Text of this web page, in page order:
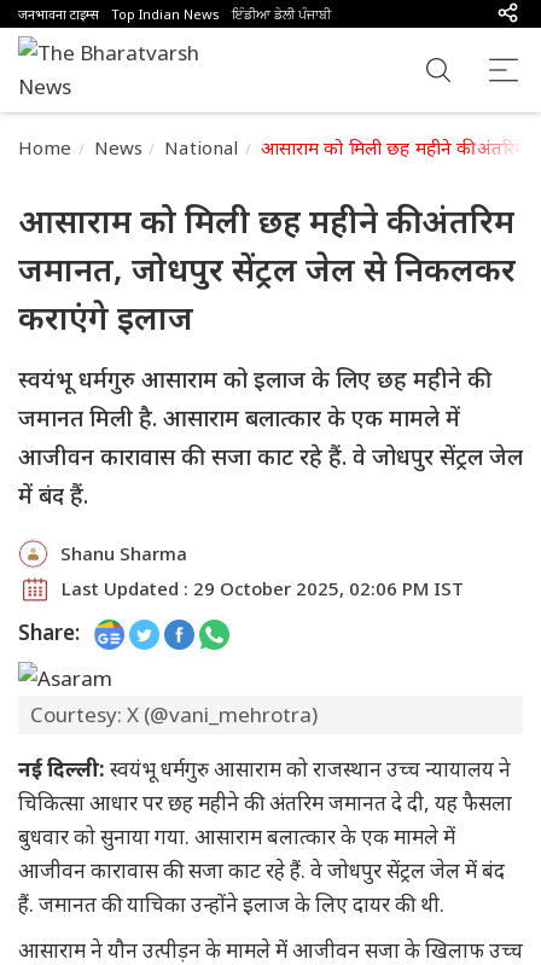
जनभावना टाइम्स Top Indian News ਇੰਡੀਆ ਡੇਲੀ ਪੰਜਾਬੀ
Home News National आसाराम को मिली छह महीने की
आसाराम को मिली छह महीने की अंतरिम
जमानत, जोधपुर सेंट्रल जेल से निकलकर
कराएंगे इलाज
स्वयंभू धर्मगुरु आसाराम को इलाज के लिए छह महीने की
जमानत मिली है. आसाराम बलात्कार के एक मामले में
आजीवन कारावास की सजा काट रहे हैं. वे जोधपुर सेंट्रल जेल
में बंद हैं.
Shanu Sharma
Last Updated : 29 October 2025, 02:06 PM IST
Share:
Courtesy: X (@vani_mehrotra)
नई दिल्ली: स्वयंभू धर्मगुरु आसाराम को राजस्थान उच्च न्यायालय ने
चिकित्सा आधार पर छह महीने की अंतरिम जमानत दे दी, यह फैसला
बुधवार को सुनाया गया. आसाराम बलात्कार के एक मामले में
आजीवन कारावास की सजा काट रहे हैं. वे जोधपुर सेंट्रल जेल में बंद
हैं. जमानत की याचिका उन्होंने इलाज के लिए दायर की थी.
आसाराम ने यौन उत्पीड़न के मामले में आजीवन सजा के खिलाफ उच्च